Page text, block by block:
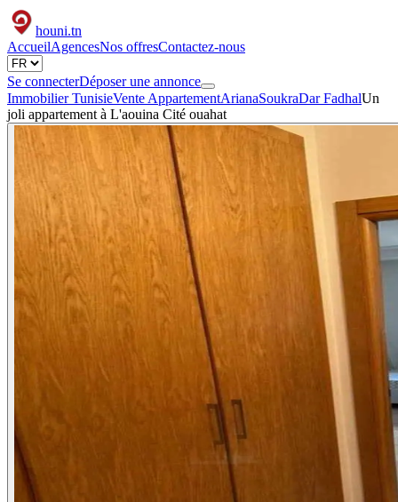
houni.tn
AccueilAgencesNos offresContactez-nous
Se connecterDéposer une annonce
Immobilier TunisieVente AppartementArianaSoukraDar FadhalUn
joli appartement à L'aouina Cité ouahat